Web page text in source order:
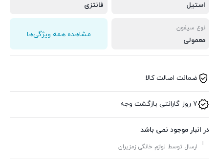
استیل فانتزی
نوع سیفون
معمولی
مشاهده همه ویژگی‌ها
ضمانت اصالت کالا
7 روز گارانتی بازگشت وجه
در انبار موجود نمی باشد
ارسال توسط لوازم خانگی زمزیران